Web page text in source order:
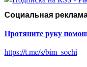
Социальная
Протяните руку
https://t.me/s/bim_sochi